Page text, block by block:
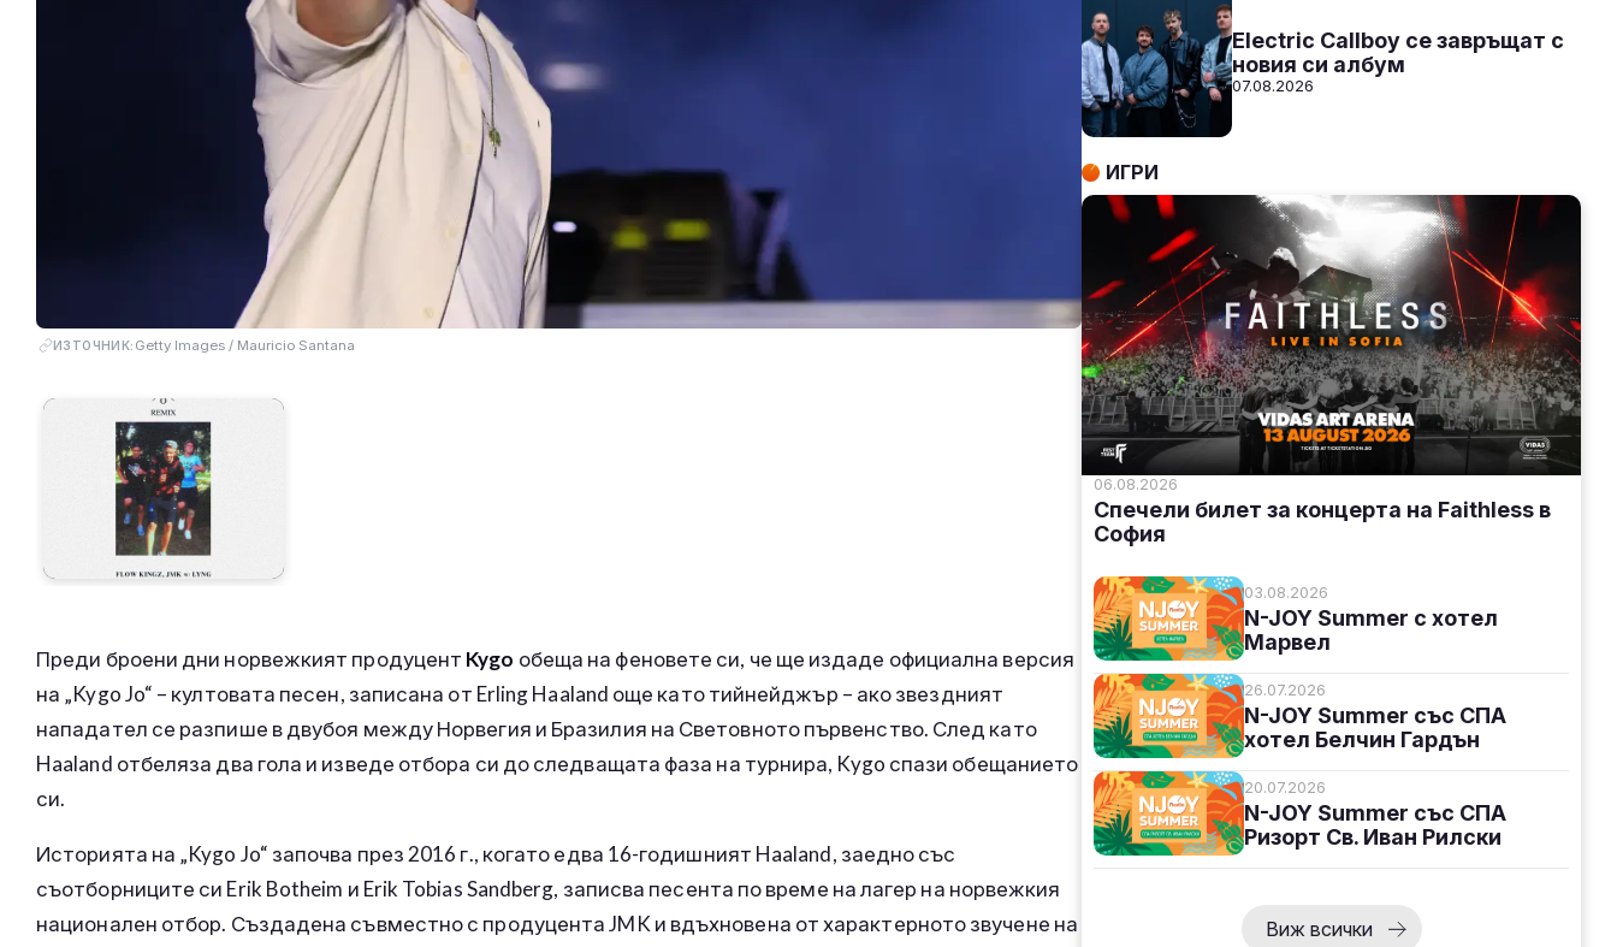
ИЗТОЧНИК: Getty Images / Mauricio Santana
Преди броени дни норвежкият продуцент Kygo обеща на феновете си, че ще издаде официална версия
на „Kygo Jo“ – култовата песен, записана от Erling Haaland още като тийнейджър – ако звездният
нападател се разпише в двубоя между Норвегия и Бразилия на Световното първенство. След като
Haaland отбеляза два гола и изведе отбора си до следващата фаза на турнира, Kygo спази обещанието
си.
Историята на „Kygo Jo“ започва през 2016 г., когато едва 16-годишният Haaland, заедно със
съотборниците си Erik Botheim и Erik Tobias Sandberg, записва песента по време на лагер на норвежкия
национален отбор. Създадена съвместно с продуцента JMK и вдъхновена от характерното звучене на
Electric Callboy се завръщат с
новия си албум
07.08.2026
ИГРИ
06.08.2026
Спечели билет за концерта на Faithless в
София
03.08.2026
N-JOY Summer с хотел
Марвел
26.07.2026
N-JOY Summer със СПА
хотел Белчин Гардън
20.07.2026
N-JOY Summer със СПА
Ризорт Св. Иван Рилски
Виж всички